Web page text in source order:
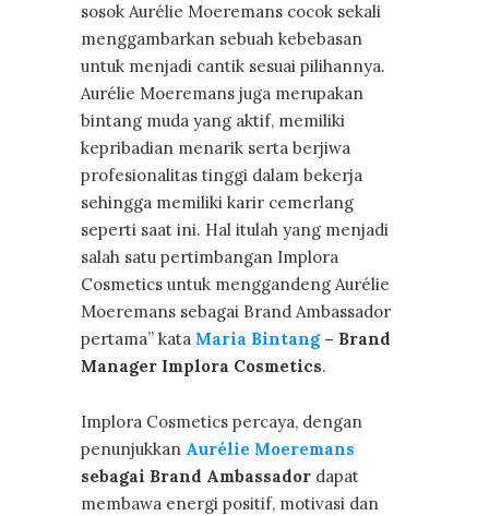
sosok Aurélie Moeremans cocok sekali
menggambarkan sebuah kebebasan
untuk menjadi cantik sesuai pilihannya.
Aurélie Moeremans juga merupakan
bintang muda yang aktif, memiliki
kepribadian menarik serta berjiwa
profesionalitas tinggi dalam bekerja
sehingga memiliki karir cemerlang
seperti saat ini. Hal itulah yang menjadi
salah satu pertimbangan Implora
Cosmetics untuk menggandeng Aurélie
Moeremans sebagai Brand Ambassador
pertama” kata Maria Bintang– Brand
Manager Implora Cosmetics.
Implora Cosmetics percaya, dengan
penunjukkan Aurélie Moeremans
sebagai Brand Ambassador dapat
membawa energi positif, motivasi dan